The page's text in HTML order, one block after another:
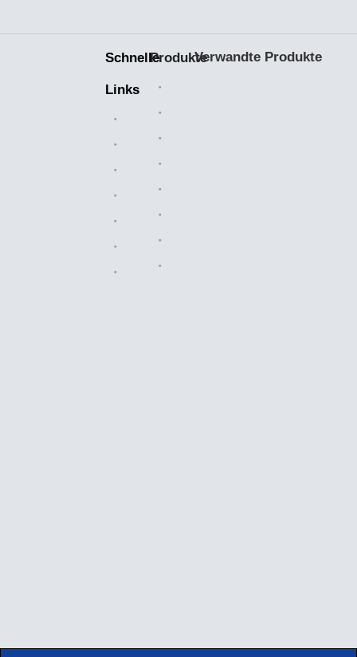
Schnelle
Links
Branchenlösungen
Über uns
Verkaufsmarkt
Herstellung
Nachricht
Kontaktiere uns
ProdukteVerwandte Produkte